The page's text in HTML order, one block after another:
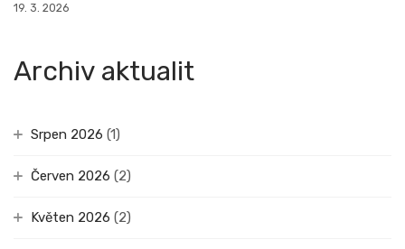
19. 3. 2026
Archiv aktualit
Srpen 2026 (1)
Červen 2026 (2)
Květen 2026 (2)